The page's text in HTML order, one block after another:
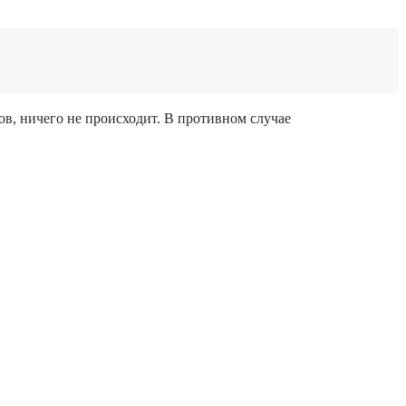
ничего не происходит. В противном случае